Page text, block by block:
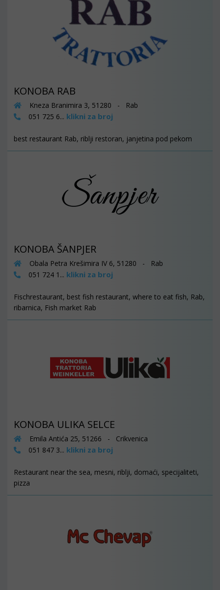
KONOBA RAB
Kneza Branimira 3, 51280 - Rab
051 725 6... klikni za broj
best restaurant Rab, riblji restoran, janjetina pod pekom
KONOBA ŠANPJER
Obala Petra Krešimira IV 6, 51280 - Rab
051 724 1... klikni za broj
Fischrestaurant, best fish restaurant, where to eat fish, Rab,
ribarnica, Fish market Rab
KONOBA ULIKA SELCE
Emila Antića 25, 51266 - Crikvenica
051 847 3... klikni za broj
Restaurant near the sea, mesni, riblji, domaći, specijaliteti,
pizza